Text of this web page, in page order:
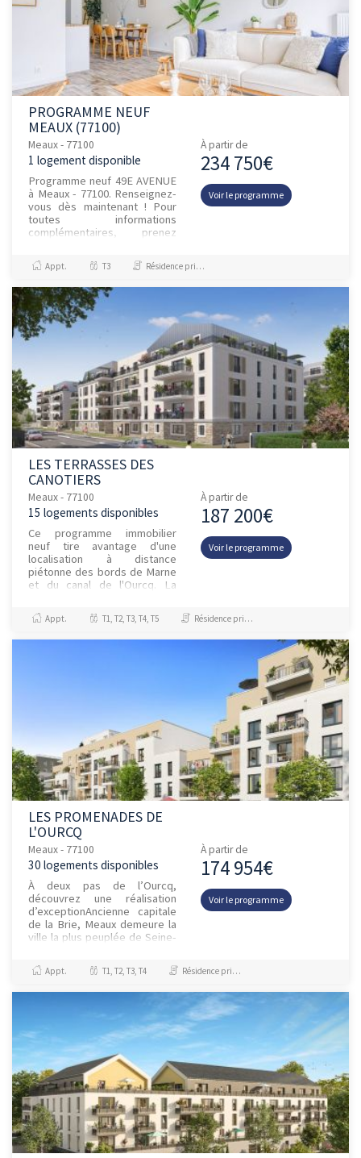
PROGRAMME NEUF
MEAUX (77100)
Meaux - 77100
1 logement disponible
Programme neuf 49E AVENUE
à Meaux - 77100. Renseignez-
vous dès maintenant ! Pour
toutes informations
complémentaires, prenez
À partir de
234 750€
Voir le programme
Appt. T3 Résidence principale / PTZ
LES TERRASSES DES
CANOTIERS
Meaux - 77100
15 logements disponibles
Ce programme immobilier
neuf tire avantage d'une
localisation à distance
piétonne des bords de Marne
et du canal de l'Ourcq. La
écoquartier bénéficiant d'une
impo...
À partir de
187 200€
Voir le programme
Appt. T1, T2, T3, T4, T5 Résidence principale / PTZ
LES PROMENADES DE
L'OURCQ
Meaux - 77100
30 logements disponibles
À deux pas de l’Ourcq,
découvrez une réalisation
d’exceptionAncienne capitale
de la Brie, Meaux demeure la
ville la plus peuplée de Seine-
habitants. À 25 min de...
À partir de
174 954€
Voir le programme
Appt. T1, T2, T3, T4 Résidence principale / PTZ